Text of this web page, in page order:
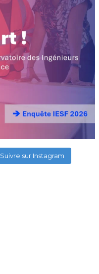
Suivre sur Instagram